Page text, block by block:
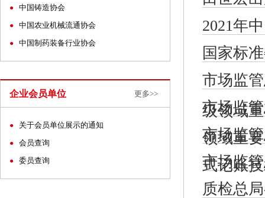
● 中国铸造协会
● 中国农业机械流通协会
● 中国制药装备行业协会
企业会员单位 更多>>
● 关于会员单位展示的通知
● 会员查询
● 委员查询
2021年
国家标
市场监
级领域
市场监
领域重
市场监
式记账
市场监
质检总